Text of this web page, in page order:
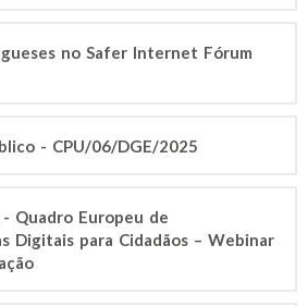
no Safer Internet Fórum
- CPU/06/DGE/2025
- Quadro Europeu de
Digitais para Cidadãos – Webinar